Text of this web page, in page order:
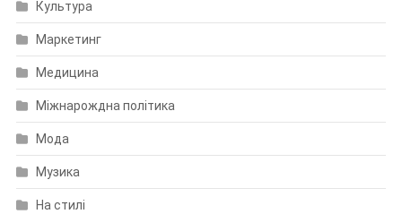
Культура
Маркетинг
Медицина
Міжнарождна політика
Мода
Музика
На стилі